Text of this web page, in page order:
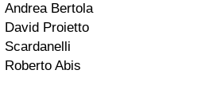
Andrea Bertola
David Proietto
Scardanelli
Roberto Abis